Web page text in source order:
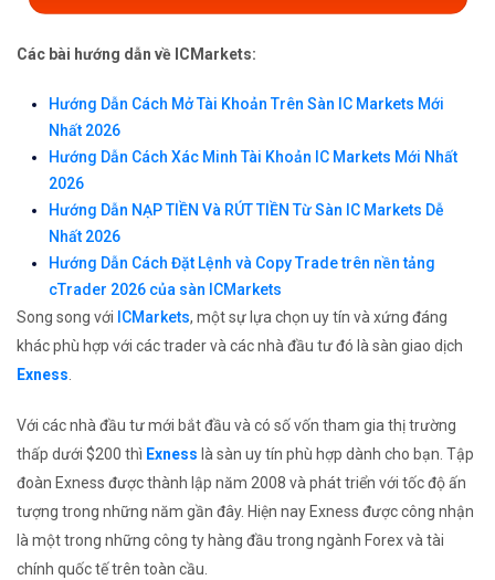
Các bài hướng dẫn về ICMarkets:
Hướng Dẫn Cách Mở Tài Khoản Trên Sàn IC Markets Mới
Nhất 2026
Hướng Dẫn Cách Xác Minh Tài Khoản IC Markets Mới Nhất
2026
Hướng Dẫn NẠP TIỀN Và RÚT TIỀN Từ Sàn IC Markets Dễ
Nhất 2026
Hướng Dẫn Cách Đặt Lệnh và Copy Trade trên nền tảng
cTrader 2026 của sàn ICMarkets
Song song với ICMarkets, một sự lựa chọn uy tín và xứng đáng
khác phù hợp với các trader và các nhà đầu tư đó là sàn giao dịch
Exness.
Với các nhà đầu tư mới bắt đầu và có số vốn tham gia thị trường
thấp dưới $200 thì Exness là sàn uy tín phù hợp dành cho bạn. Tập
đoàn Exness được thành lập năm 2008 và phát triển với tốc độ ấn
tượng trong những năm gần đây. Hiện nay Exness được công nhận
là một trong những công ty hàng đầu trong ngành Forex và tài
chính quốc tế trên toàn cầu.